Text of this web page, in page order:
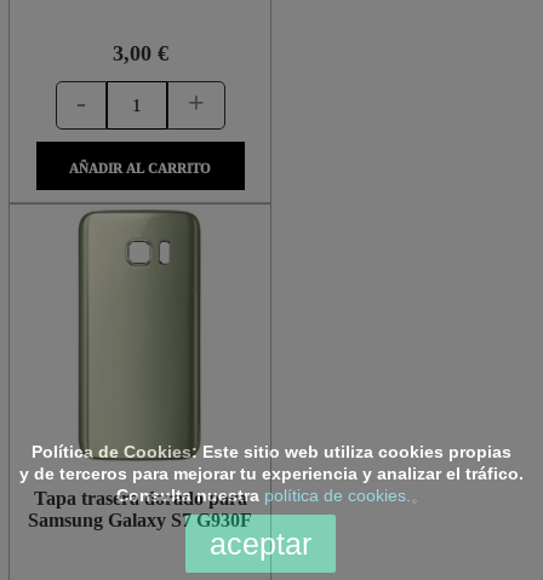
3,00 €
- +
AÑADIR AL CARRITO
Tapa trasera dorado para
Samsung Galaxy S7 G930F
Política de Cookies:Este sitio web utiliza cookies propias
y de terceros para mejorar tu experiencia y analizar el tráfico.
Consulta nuestrapolítica de cookies. 。
aceptar